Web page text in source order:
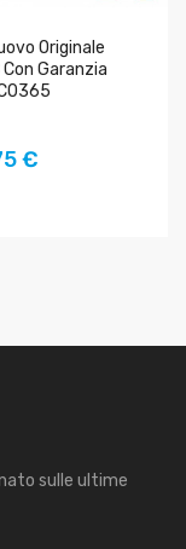
Originale
Con Garanzia
€ AL
sulle ultime